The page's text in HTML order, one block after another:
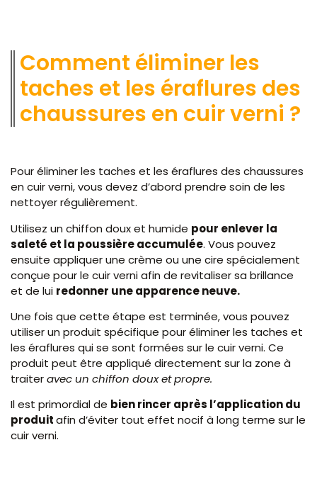
Comment éliminer les
taches et les éraflures des
chaussures en cuir verni ?
Pour éliminer les taches et les éraflures des chaussures
en cuir verni, vous devez d’abord prendre soin de les
nettoyer régulièrement.
Utilisez un chiffon doux et humide pour enlever la
saleté et la poussière accumulée. Vous pouvez
ensuite appliquer une crème ou une cire spécialement
conçue pour le cuir verni afin de revitaliser sa brillance
et de lui redonner une apparence neuve.
Une fois que cette étape est terminée, vous pouvez
utiliser un produit spécifique pour éliminer les taches et
les éraflures qui se sont formées sur le cuir verni. Ce
produit peut être appliqué directement sur la zone à
traiteravec un chiffon doux et propre.
Il est primordial de bien rincer après l’application du
produitafin d’éviter tout effet nocif à long terme sur le
cuir verni.